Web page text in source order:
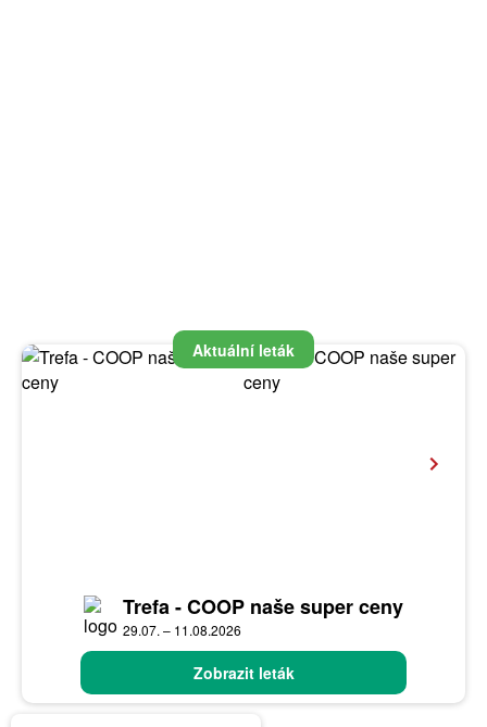
Aktuální leták
Trefa - COOP naše super ceny
29.07. – 11.08.2026
Zobrazit leták